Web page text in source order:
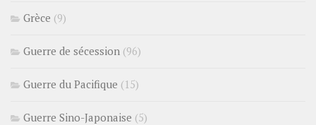
Grèce (9)
Guerre de sécession (96)
Guerre du Pacifique (15)
Guerre Sino-Japonaise (5)